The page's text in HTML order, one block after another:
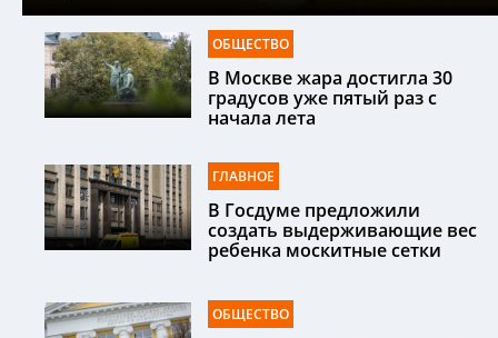
ОБЩЕСТВО
В Москве жара достигла 30
градусов уже пятый раз с
начала лета
ГЛАВНОЕ
В Госдуме предложили
создать выдерживающие вес
ребенка москитные сетки
ОБЩЕСТВО